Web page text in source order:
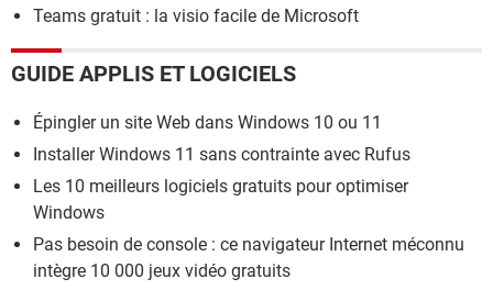
Teams gratuit : la visio facile de Microsoft
GUIDE APPLIS ET LOGICIELS
Épingler un site Web dans Windows 10 ou 11
Installer Windows 11 sans contrainte avec Rufus
Les 10 meilleurs logiciels gratuits pour optimiser
Windows
Pas besoin de console : ce navigateur Internet méconnu
intègre 10 000 jeux vidéo gratuits